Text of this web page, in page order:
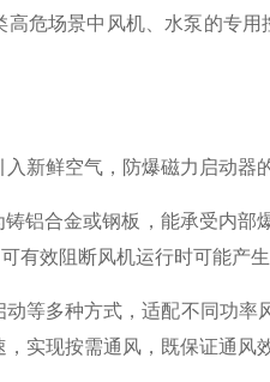
危场景中风机、水泵的专
鲜空气，防爆磁力启动器
合金或钢板，能承受内部
有效阻断风机运行时可能产
多种方式，适配不同功率
实现按需通风，既保证通风